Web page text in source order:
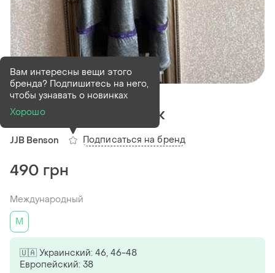
В наличии 1 шт
Пеньюар 100% шовк
JJB Benson
Вам интересны вещи этого
бренда? Подпишитесь на него,
чтобы узнавать о новинках
Хорошо
Подписаться на бренд
490 грн
Международный
M
🇺🇦 Украинский: 46, 46-48
Европейский: 38